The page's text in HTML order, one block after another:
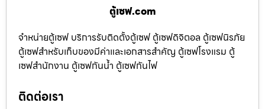
ตู้เซฟ.com
จำหน่ายตู้เซฟ บริการรับติดตั้งตู้เซฟ ตู้เซฟดิจิตอล ตู้เซฟนิรภัย
ตู้เซฟสำหรับเก็บของมีค่าและเอกสารสำคัญ ตู้เซฟโรงแรม ตู้
เซฟสำนักงาน ตู้เซฟกันน้ำ ตู้เซฟกันไฟ
ติดต่อเรา